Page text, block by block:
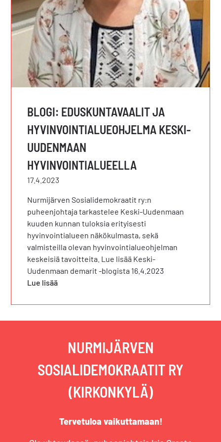
BLOGI: EDUSKUNTAVAALIT JA
HYVINVOINTIALUEOHJELMA KESKI-
UUDENMAAN
HYVINVOINTIALUEELLA
17.4.2023
Nurmijärven Sosialidemokraatit ry:n
puheenjohtaja tarkastelee Keski-Uudenmaan
kuuden kunnan tuloksia erityisesti
hyvinvointialueen näkökulmasta, sekä
valmisteilla olevan hyvinvointialueohjelman
keskeisiä tavoitteita. Lue lisää Keski-
Uudenmaan demarit -blogista 16.4.2023
Lue lisää
NURMIJÄRVEN
SOSIALIDEMOKRAATIT RY
(KIRKONKYLÄ)
Tervetuloa vaikuttamaan!